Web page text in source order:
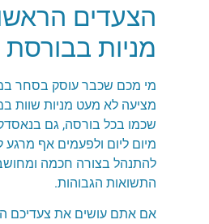
הצעדים
מניות
מי מכם שכבר עוסק בסחר
מציעה לא מעט מניות שוות
שכמו בכל בורסה, גם
מיום ליום ולפעמים אף
להתנהל בצורה חכמה
התשואות הגבוהות.
אם אתם עושים את צעדיכם